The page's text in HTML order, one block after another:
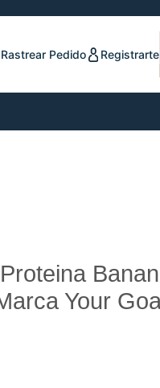
Rastrear Pedido Registrarte
Your